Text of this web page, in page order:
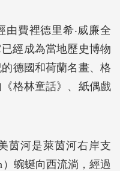
費裡德里希‧威廉全
經成為當地歷史博物
德國和荷蘭名畫、格
格林童話》、紙偶戲
茵河是萊茵河右岸支
蜿蜒向西流淌，經過